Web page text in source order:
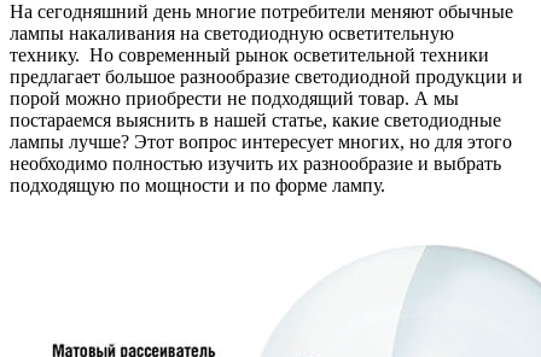
На сегодняшний день многие потребители меняют обычные
лампы накаливания на светодиодную осветительную
технику. Но современный рынок осветительной техники
предлагает большое разнообразие светодиодной продукции и
порой можно приобрести не подходящий товар. А мы
постараемся выяснить в нашей статье, какие светодиодные
лампы лучше? Этот вопрос интересует многих, но для этого
необходимо полностью изучить их разнообразие и выбрать
подходящую по мощности и по форме лампу.